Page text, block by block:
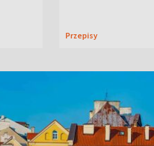
Przepisy